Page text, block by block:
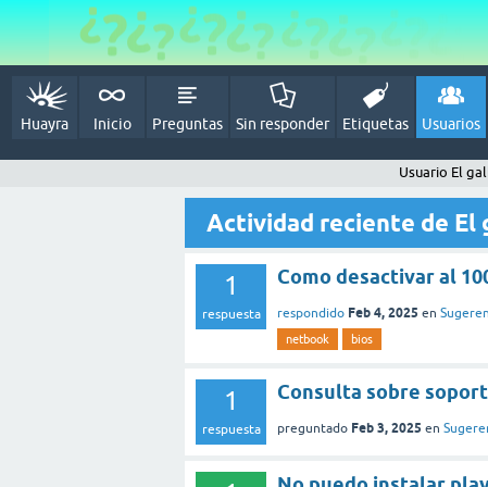
Huayra Inicio Preguntas Sin responder Etiquetas Usuarios
Usuario El
Actividad reciente de El
1
respuesta
Como desactivar al
respondido Feb 4, 2025 en
netbook bios
1
respuesta
Consulta sobre
preguntado Feb 3, 2025 en